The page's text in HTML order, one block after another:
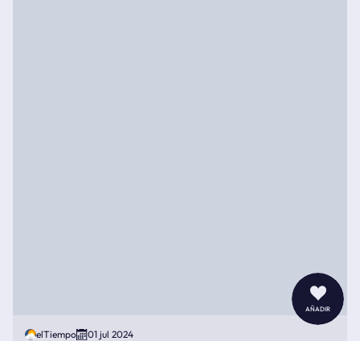
añadir
elTiempo 01 jul 2024